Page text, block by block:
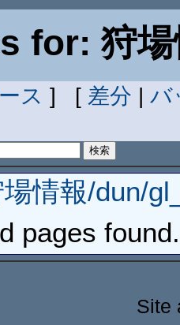
for: 狩
ス ] [ 差分 | バ
情報/dun/
pages found.
Site